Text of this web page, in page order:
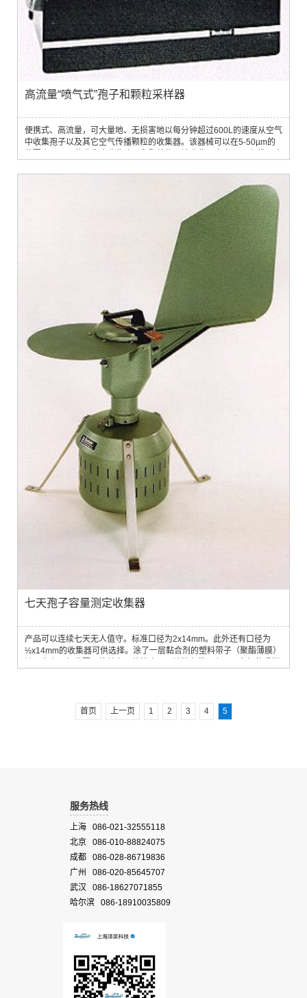
高流量“喷气式”孢子和颗粒采样器
便携式、高流量，可大量地、无损害地以每分钟超过600L的速度从空气
中收集孢子以及其它空气传播颗粒的收集器。该器械可以在5-50µm的
直流电。
七天孢子容量测定收集器
产品可以连续七天无人值守。标准口径为2x14mm。此外还有口径为
½x14mm的收集器可供选择。涂了一层黏合剂的塑料带子（聚酯薄膜）
毒研究的单位提供可靠数据 ，收集各种花粉，以满足对花粉进行研究、
应用单位的需要 。
首页 上一页 1 2 3 4 5
服务热线
上海 086-021-32555118
北京 086-010-88824075
成都 086-028-86719836
广州 086-020-85645707
武汉 086-18627071855
哈尔滨 086-18910035809